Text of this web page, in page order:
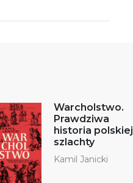
Warcholstwo.
Prawdziwa
historia polskiej
szlachty
Kamil Janicki